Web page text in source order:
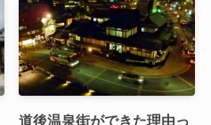
道後温泉街ができた理由っ